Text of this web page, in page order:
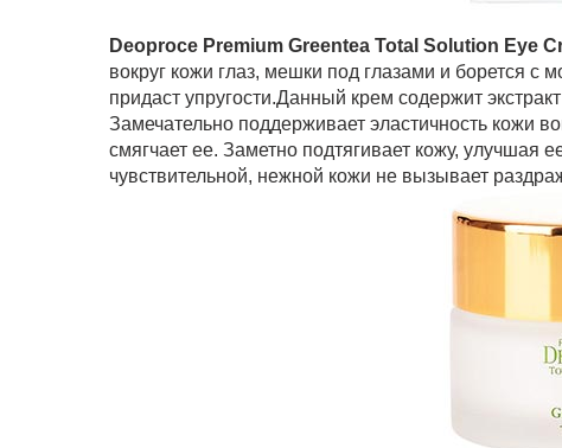
Deoproce Premium Greentea Total Solution Eye
вокруг кожи глаз, мешки под глазами и борется
придаст упругости.Данный крем содержит
Замечательно поддерживает эластичность кожи
смягчает ее. Заметно подтягивает кожу, улучшая
чувствительной, нежной кожи не вызывает